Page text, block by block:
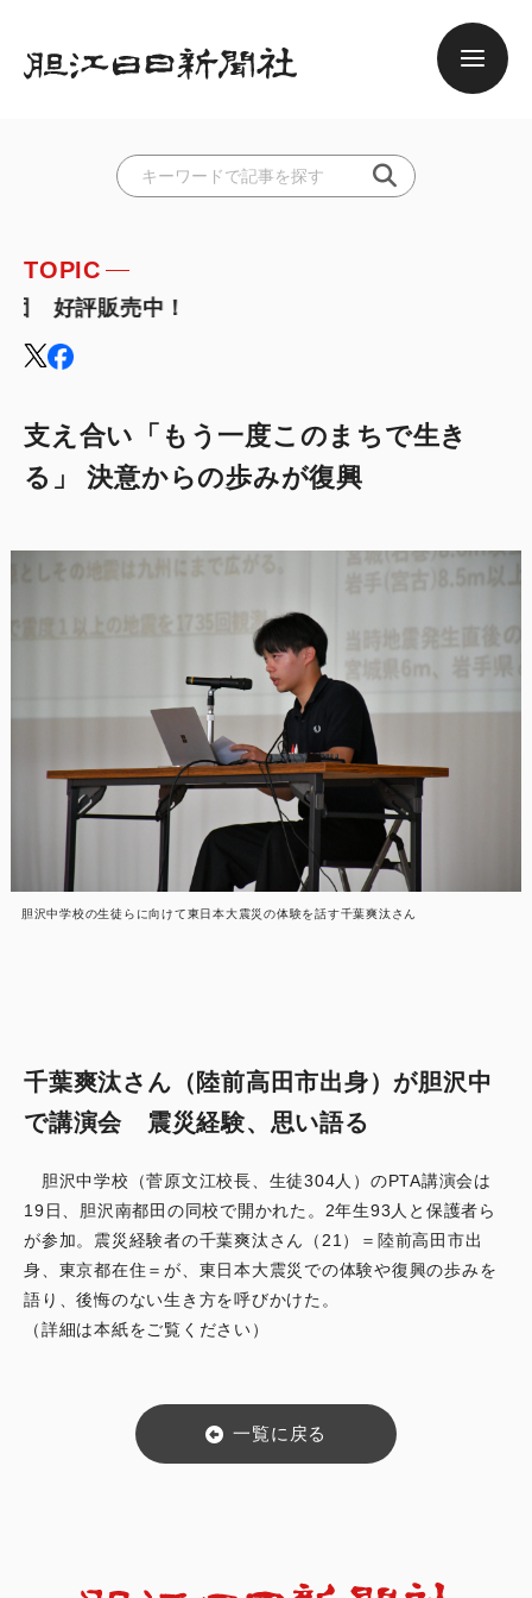
TOPIC
好評販売中！
支え合い「もう一度このまちで生き
る」 決意からの歩みが復興
胆沢中学校の生徒らに向けて東日本大震災の体験を話す千葉爽汰さん
千葉爽汰さん（陸前高田市出身）が胆沢中
で講演会 震災経験、思い語る
胆沢中学校（菅原文江校長、生徒304人）のPTA講演会は
19日、胆沢南都田の同校で開かれた。2年生93人と保護者ら
が参加。震災経験者の千葉爽汰さん（21）＝陸前高田市出
身、東京都在住＝が、東日本大震災での体験や復興の歩みを
語り、後悔のない生き方を呼びかけた。
（詳細は本紙をご覧ください）
一覧に戻る